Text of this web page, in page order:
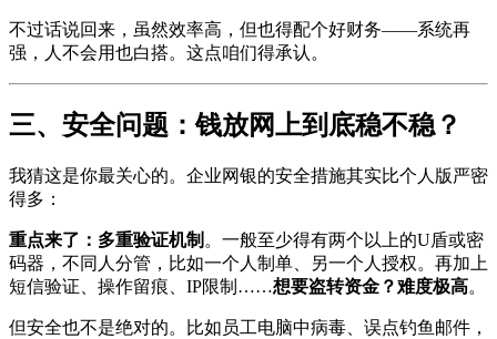
不过话说回来，虽然效率高，但也得配个好财务——系统再
强，人不会用也白搭。这点咱们得承认。
三、安全问题：钱放网上到底稳不稳？
我猜这是你最关心的。企业网银的安全措施其实比个人版严密
得多：
重点来了：多重验证机制 。一般至少得有两个以上的U盾或密
码器，不同人分管，比如一个人制单、另一个人授权。再加上
短信验证、操作留痕、IP限制……想要盗转资金？难度极高。
但安全也不是绝对的。比如员工电脑中病毒、误点钓鱼邮件，